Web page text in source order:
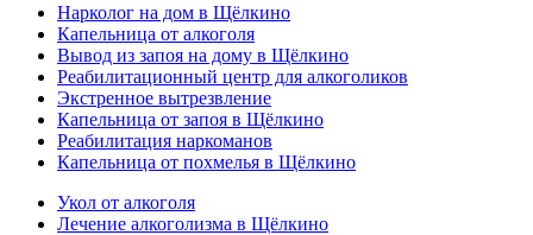
Нарколог на дом в Щёлкино
Капельница от алкоголя
Вывод из запоя на дому в Щёлкино
Реабилитационный центр для алкоголиков
Экстренное вытрезвление
Капельница от запоя в Щёлкино
Реабилитация наркоманов
Капельница от похмелья в Щёлкино
Укол от алкоголя
Лечение алкоголизма в Щёлкино